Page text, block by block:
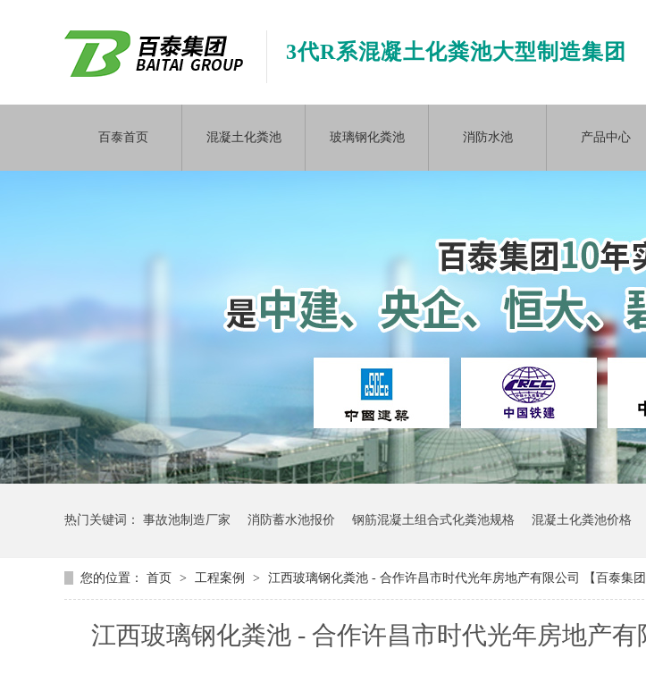
3代R系混凝土化粪池大型制造集团
百泰首页 混凝土化粪池 玻璃钢化粪池 消防水池 产品中心
热门关键词： 事故池制造厂家 消防蓄水池报价 钢筋混凝土组合式化粪池规格 混凝土化粪池价格
您的位置： 首页 > 工程案例 > 江西玻璃钢化粪池 - 合作许昌市时代光年房地产有限公司 【百泰集团
江西玻璃钢化粪池 - 合作许昌市时代光年房地产有